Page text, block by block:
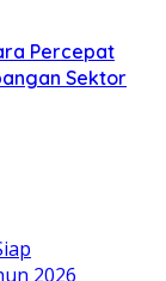
Percepat
Sektor